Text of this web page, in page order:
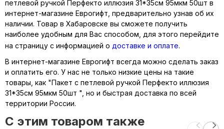
петлевой ручкой Перфекто иллюзия 31*35см 95мкм 50шт в
интернет-магазине Еврогифт, предварительно узнав об их
наличии. Товар в Хабаровске вы сможете получить
наиболее удобным для Вас способом, для этого перейдите
на страницу с информацией о доставке и оплате.
В интернет-магазине Еврогифт всегда можно сделать заказ
и оплатить его. У нас не только низкие цены на такие
товары, как "Пакет с петлевой ручкой Перфекто иллюзия
31*35см 95мкм 50шт ", но и быстрая доставка по всей
территории России.
C этим товаром также